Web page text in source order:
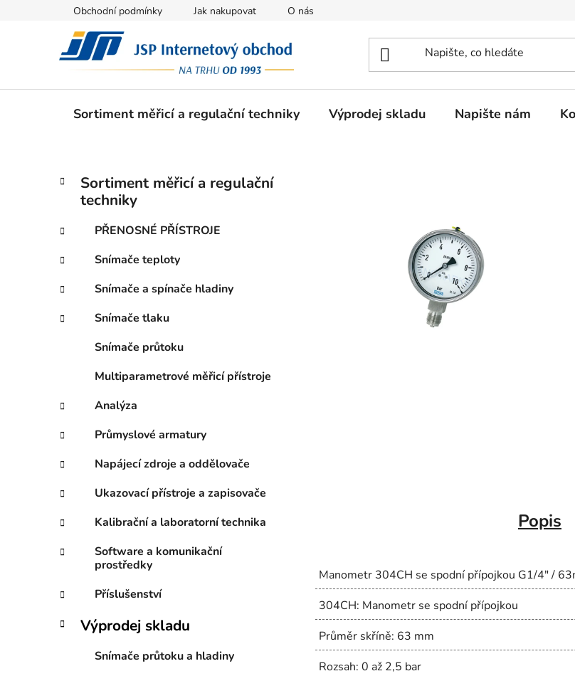
Obchodní podmínky Jak nakupovat O nás
Sortiment měřicí a regulační techniky Výprodej skladu Napište nám
P
t
a
n
í
e
l
Přeskočit
kategorie
K
a
g
r
i
e
Sortiment měřicí a regulační
techniky
PŘENOSNÉ PŘÍSTROJE
Snímače teploty
Snímače a spínače hladiny
Snímače tlaku
Snímače průtoku
Multiparametrové měřicí přístroje
Analýza
Průmyslové armatury
Napájecí zdroje a oddělovače
Ukazovací přístroje a zapisovače
Kalibrační a laboratorní technika
Software a komunikační
prostředky
Příslušenství
Výprodej skladu
Snímače průtoku a hladiny
Popis
Manometr 304CH se spodní přípojkou G1/4" /
304CH: Manometr se spodní přípojkou
Průměr skříně: 63 mm
Rozsah: 0 až 2,5 bar